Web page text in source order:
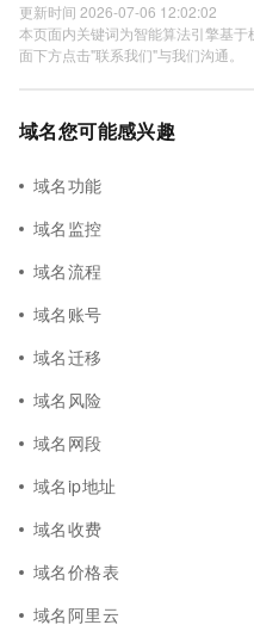
更新时间 2026-07-06 12:02:02
本页面内关键词为智能算法引擎基
面下方点击"联系我们"与我们沟通。
域名您可能感兴趣
域名功能
域名监控
域名流程
域名账号
域名迁移
域名风险
域名网段
域名ip地址
域名收费
域名价格表
域名阿里云